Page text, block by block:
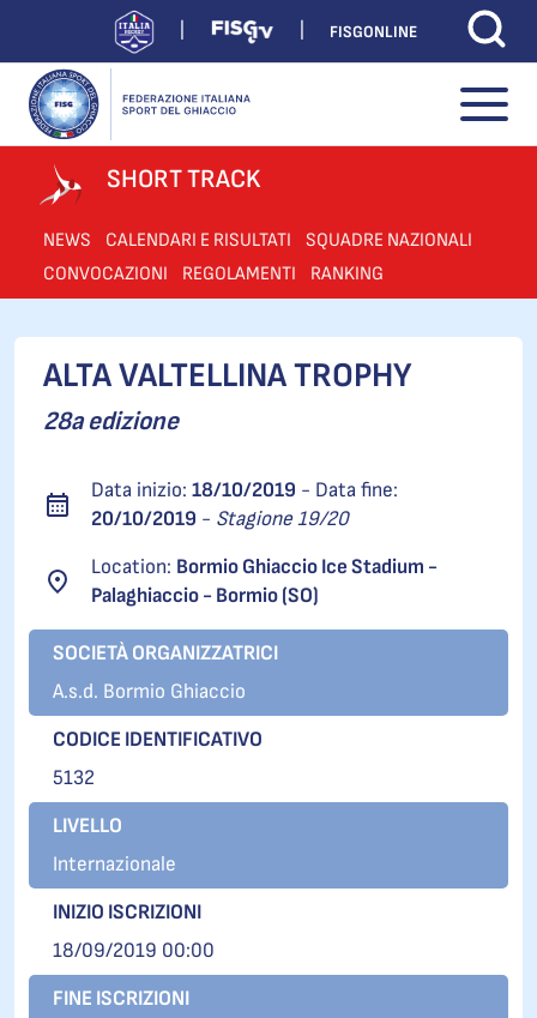
FISGONLINE
SHORT TRACK
NEWS CALENDARI E RISULTATI
SQUADRE NAZIONALI
CONVOCAZIONI
REGOLAMENTI RANKING
ALTA VALTELLINA TROPHY
28a edizione
Data inizio: 18/10/2019 - Data fine:
20/10/2019 - Stagione 19/20
Location: Bormio Ghiaccio Ice Stadium -
Palaghiaccio - Bormio (SO)
SOCIETÀ ORGANIZZATRICI
A.s.d. Bormio Ghiaccio
CODICE IDENTIFICATIVO
5132
LIVELLO
Internazionale
INIZIO ISCRIZIONI
18/09/2019 00:00
FINE ISCRIZIONI